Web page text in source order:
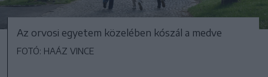
Az orvosi egyetem közelében kószál a medve
FOTÓ: HAÁZ VINCE